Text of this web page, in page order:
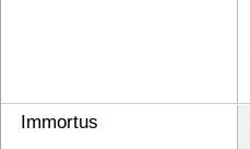
Immortus